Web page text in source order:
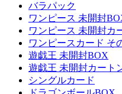
バラパック
ワンピース 未開封
ワンピース 未開封カ
ワンピースカード そ
遊戯王 未開封BOX
遊戯王 未開封カート
シングルカード